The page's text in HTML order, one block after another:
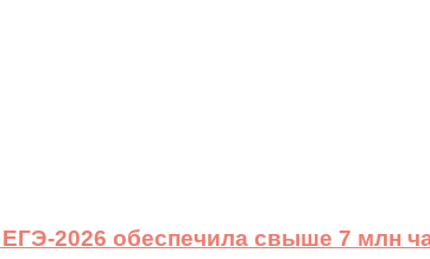
2026 обеспечила свыше 7 млн